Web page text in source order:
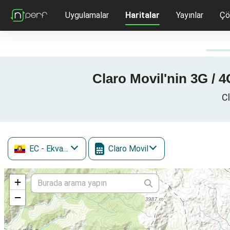
Uygulamalar Haritalar Yayınlar
Claro Movil'nin 3G /
EC - Ekvador Claro Movil
+
−